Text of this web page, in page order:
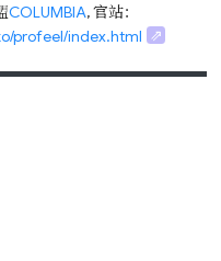
COLUMBIA, 官站：
profeel/index.html